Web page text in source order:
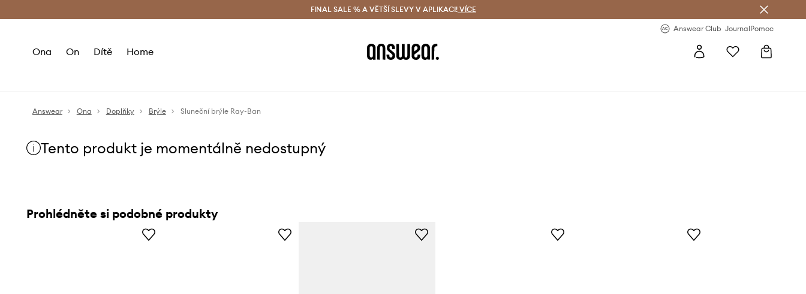
Doručení a vrácení zdarma (od 1800 Kč) Doručení i do 24 h
FINAL SALE % A VĚTŠÍ SLEVY V APLIKACI! VÍCE
Answear Club JournalPomoc
Ona On Dítě Home
Answear Ona Doplňky Brýle Sluneční brýle Ray-Ban
Tento produkt je momentálně nedostupný
Prohlédněte si podobné produkty